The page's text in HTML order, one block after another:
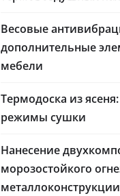
Весовые
дополнительные
мебели
Термодоска из
режимы сушки
Нанесение
морозостойкого